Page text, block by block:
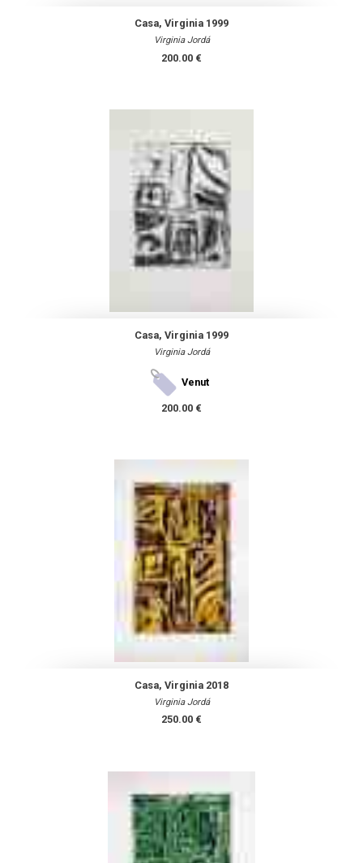
Casa, Virginia 1999
Virginia Jordá
200.00 €
Casa, Virginia 1999
Virginia Jordá
Venut
200.00 €
Casa, Virginia 2018
Virginia Jordá
250.00 €